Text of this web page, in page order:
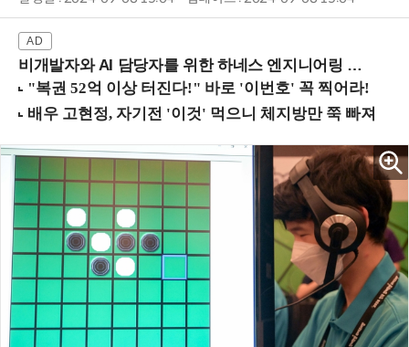
비개발자와 AI 담당자를 위한 하네스 엔지니어링 입문과정 (8/20 신논현역)